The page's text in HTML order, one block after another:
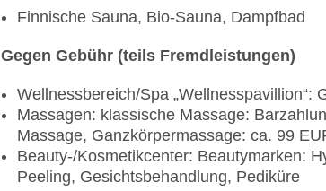
Finnische Sauna, Bio-Sauna, Dampfbad
Gegen Gebühr (teils Fremdleistungen)
Wellnessbereich/Spa „Wellnesspavillion“:
Massagen: klassische Massage:
Massage, Ganzkörpermassage: ca. 99
Beauty-/Kosmetikcenter: Beautymarken:
Peeling, Gesichtsbehandlung, Pediküre